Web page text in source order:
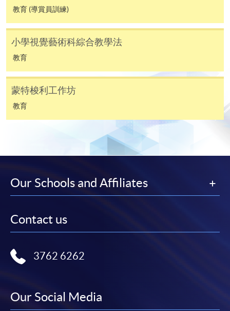
有關繳費詳情，請參閱
何疑問，請詳閱個別課程資料，或聯絡有關課程負責
人或報名中心。
選用網上報名服務必須在已接駁互聯網及支援
申請人不應閒置申請超過10分鐘。否則，申請人
必須重新開始整個申請程序。
在網上報名過程中，由於提交課程申請和付款在系
功被獲取錄。任何不成功的申請，課程組職員將儘
程/科目只可提交一次申請。
子郵件帳戶。請保留確定回條作日後查詢用途。
教育 (導賞員訓練)
小學視覺藝術科綜合教學法
教育
蒙特梭利工作坊
教育
Our Schools and Affiliates
Contact us
3762 6262
Our Social Media